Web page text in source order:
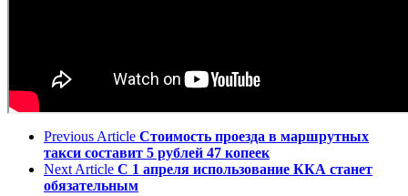
Previous Article Стоимость проезда в маршрутных
такси составит 5 рублей 47 копеек
Next Article С 1 апреля использование ККА станет
обязательным